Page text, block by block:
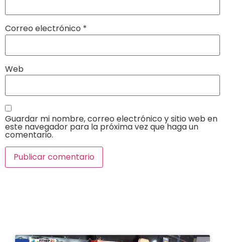
Correo electrónico *
Web
Guardar mi nombre, correo electrónico y sitio web en
este navegador para la próxima vez que haga un
comentario.